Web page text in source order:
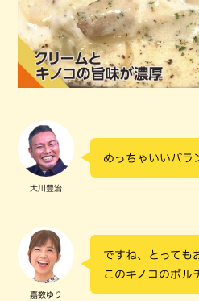
大川豊治
めっちゃいいバラ
嘉数ゆり
ですね、とっても
このキノコのポル